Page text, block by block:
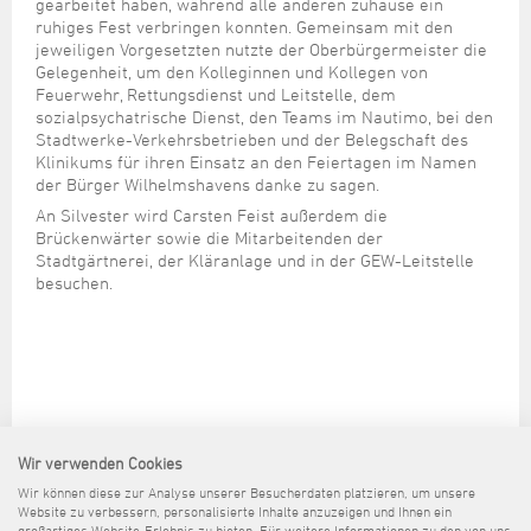
Umwelt-, Natur- und Klimaschutz
Verkehr und Mobilität
Wohnen, Bauen
Wahlen
Schule
Sterbefall
Studium
Umzug und Neubürger
Wohnen und Verbrauchen
Formulare
Online-Terminvergabe
Politik & Verwaltung
Pressemitteilungen
Ratsinformationssystem
Städtische Dienststellen
Stadtrecht
Wirtschaftsstruktur
Regionale Kooperationen
Unternehmensnachfolge
Unterstützung für ExistenzgründerInnen
Zukunftsregion JadeBay
Stadtarchiv
Stadtbibliothek
Volkshochschule
Weiterbildung
Stadt Wilhelmshaven
Unterkünfte
Kulturzentrum Pumpwerk
Maritime Meile
Museen und Ausstellungen
Schiffe, Häfen und Meer erleben
Sportangebot
Städtepartnerschaften
Stadtpark
Tag des offenen Denkmals
ruhiges Fest verbringen konnten. Gemeinsam mit den
jeweiligen Vorgesetzten nutzte der Oberbürgermeister die
Gelegenheit, um den Kolleginnen und Kollegen von
Feuerwehr, Rettungsdienst und Leitstelle, dem
sozialpsychatrische Dienst, den Teams im Nautimo, bei den
Stadtwerke-Verkehrsbetrieben und der Belegschaft des
Klinikums für ihren Einsatz an den Feiertagen im Namen
der Bürger Wilhelmshavens danke zu sagen.
An Silvester wird Carsten Feist außerdem die
Brückenwärter sowie die Mitarbeitenden der
Stadtgärtnerei, der Kläranlage und in der GEW-Leitstelle
besuchen.
Wir verwenden Cookies
Wir können diese zur Analyse unserer Besucherdaten platzieren, um unsere
Website zu verbessern, personalisierte Inhalte anzuzeigen und Ihnen ein